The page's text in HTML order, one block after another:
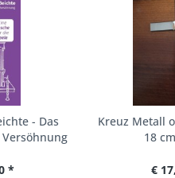
- Das
*
Kreuz Metall
18
€